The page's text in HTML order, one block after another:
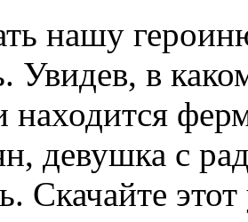
нашу
Увидев, в
находится
девушка с
Скачайте этот